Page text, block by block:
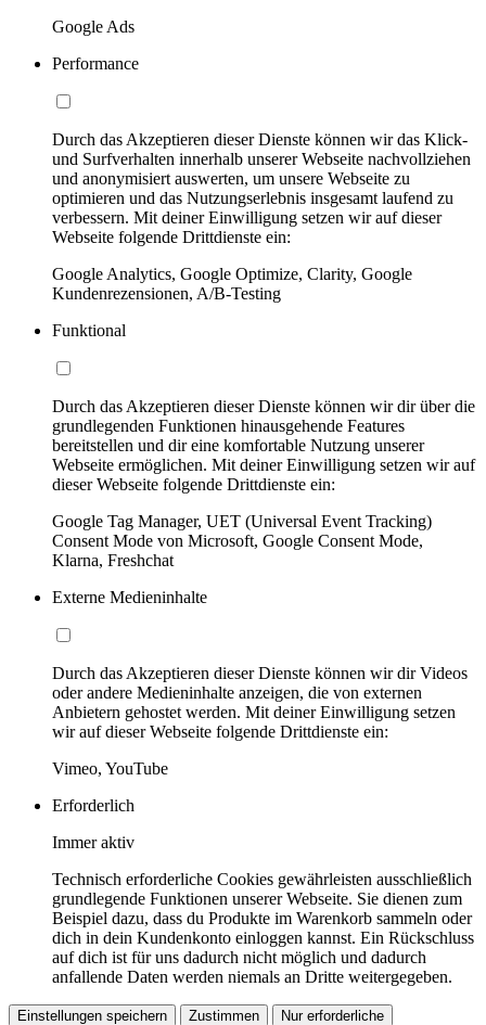
Google Ads
Performance
Durch das Akzeptieren dieser Dienste können wir das Klick-
und Surfverhalten innerhalb unserer Webseite nachvollziehen
und anonymisiert auswerten, um unsere Webseite zu
optimieren und das Nutzungserlebnis insgesamt laufend zu
verbessern. Mit deiner Einwilligung setzen wir auf dieser
Webseite folgende Drittdienste ein:
Google Analytics, Google Optimize, Clarity, Google
Kundenrezensionen, A/B-Testing
Funktional
Durch das Akzeptieren dieser Dienste können wir dir über die
grundlegenden Funktionen hinausgehende Features
bereitstellen und dir eine komfortable Nutzung unserer
Webseite ermöglichen. Mit deiner Einwilligung setzen wir auf
dieser Webseite folgende Drittdienste ein:
Google Tag Manager, UET (Universal Event Tracking)
Consent Mode von Microsoft, Google Consent Mode,
Klarna, Freshchat
Externe Medieninhalte
Durch das Akzeptieren dieser Dienste können wir dir Videos
oder andere Medieninhalte anzeigen, die von externen
Anbietern gehostet werden. Mit deiner Einwilligung setzen
wir auf dieser Webseite folgende Drittdienste ein:
Vimeo, YouTube
Erforderlich
Immer aktiv
Technisch erforderliche Cookies gewährleisten ausschließlich
grundlegende Funktionen unserer Webseite. Sie dienen zum
Beispiel dazu, dass du Produkte im Warenkorb sammeln oder
dich in dein Kundenkonto einloggen kannst. Ein Rückschluss
auf dich ist für uns dadurch nicht möglich und dadurch
anfallende Daten werden niemals an Dritte weitergegeben.
Einstellungen speichern Zustimmen Nur erforderliche